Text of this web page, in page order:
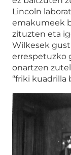
Lincoln
emakumeek
zituzten eta
Wilkesek
errespetuzko
onartzen
“friki kuadrilla